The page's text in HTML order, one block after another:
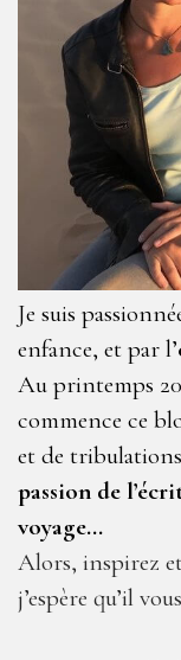
Je suis
enfance, et par l’
Au printemps
commence ce
et de
passion de
voyage…
Alors, inspirez
j’espère qu’il